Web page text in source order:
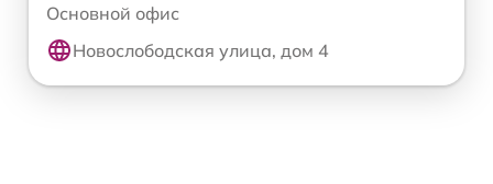
Основной офис
Новослободская улица, дом 4